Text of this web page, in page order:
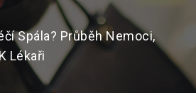
Spála? Průběh Nemoci,
Lékaři